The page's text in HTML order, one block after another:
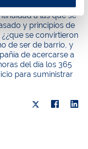
de vivencias en los
a las que se
y principios de
se convirtieron
de ser de barrio, y
de acercarse a
del día los 365
para suministrar